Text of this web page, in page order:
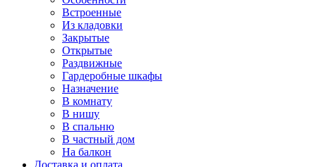
Встроенные
Из кладовки
Закрытые
Открытые
Раздвижные
Гардеробные шкафы
Назначение
В комнату
В нишу
В спальню
В частный дом
На балкон
Доставка и оплата